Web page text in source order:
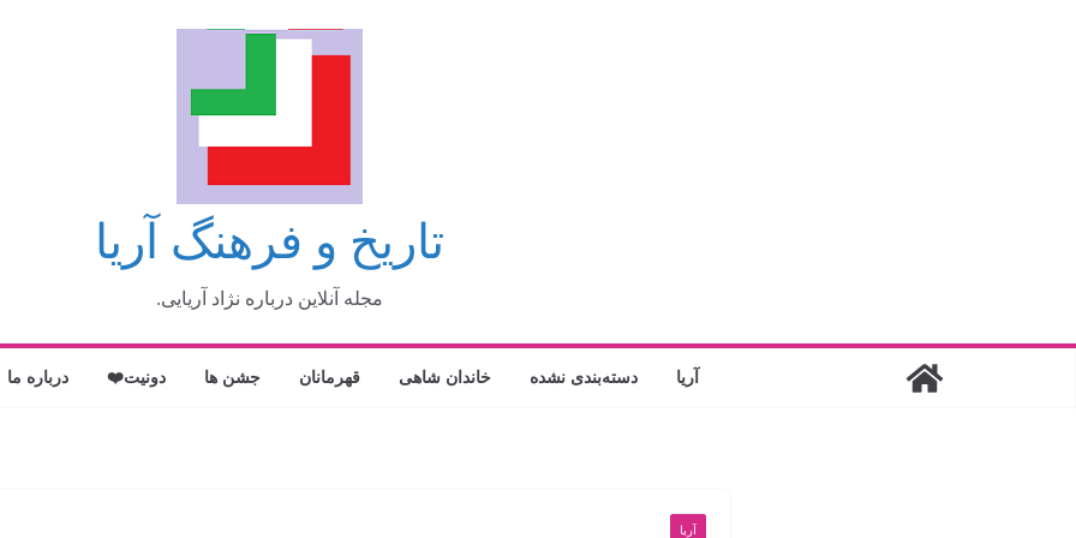
تاریخ و فرهنگ آریا
مجله آنلاین درباره نژاد آریایی.
آریا دسته‌بندی نشده خاندان شاهی قهرمانان جشن ها دونیت❤️ درباره ما
آریا